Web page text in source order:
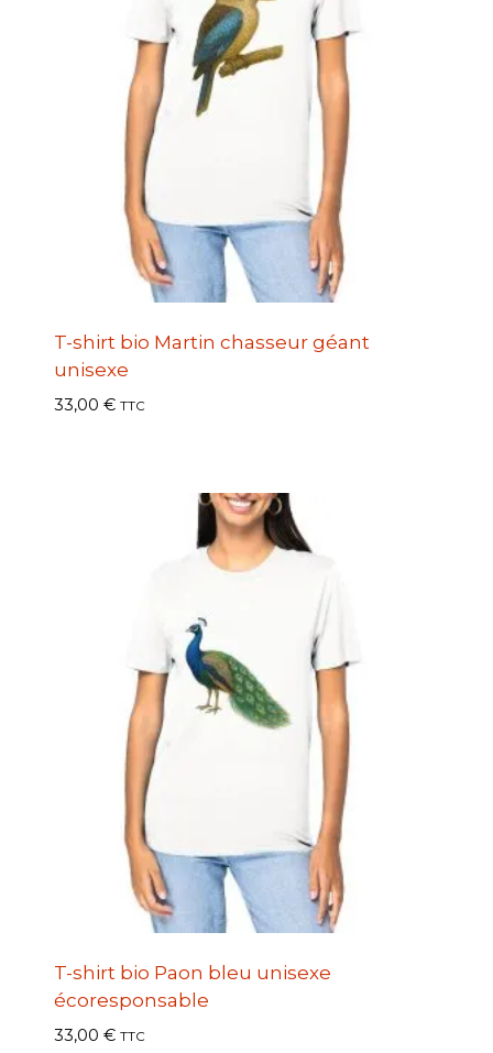
T-shirt bio Martin chasseur géant
unisexe
33,00 € TTC
T-shirt bio Paon bleu unisexe
écoresponsable
33,00 € TTC